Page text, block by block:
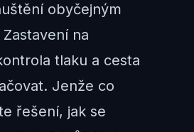
obyčejným
na
tlaku a cesta
Jenže co
řešení, jak se